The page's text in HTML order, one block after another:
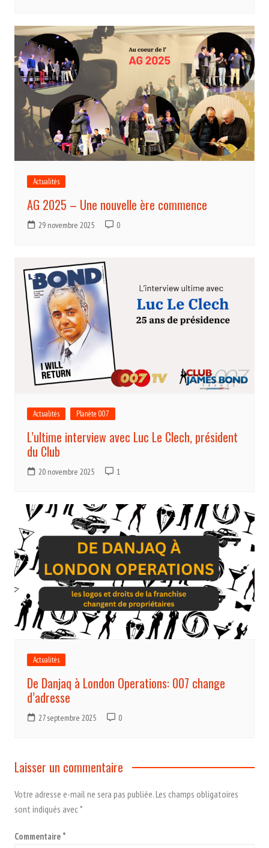
Actualités
AG 2025 – Une nouvelle ère commence
29 novembre 2025 0
Actualités Planète 007
L’ultime interview avec Luc Le Clech, président
du Club
20 novembre 2025 1
Actualités
De Danjaq à London Operations: 007 change
d’adresse
27 septembre 2025 0
Laisser un commentaire
Votre adresse e-mail ne sera pas publiée.Les champs obligatoires
sont indiqués avec*
Commentaire *